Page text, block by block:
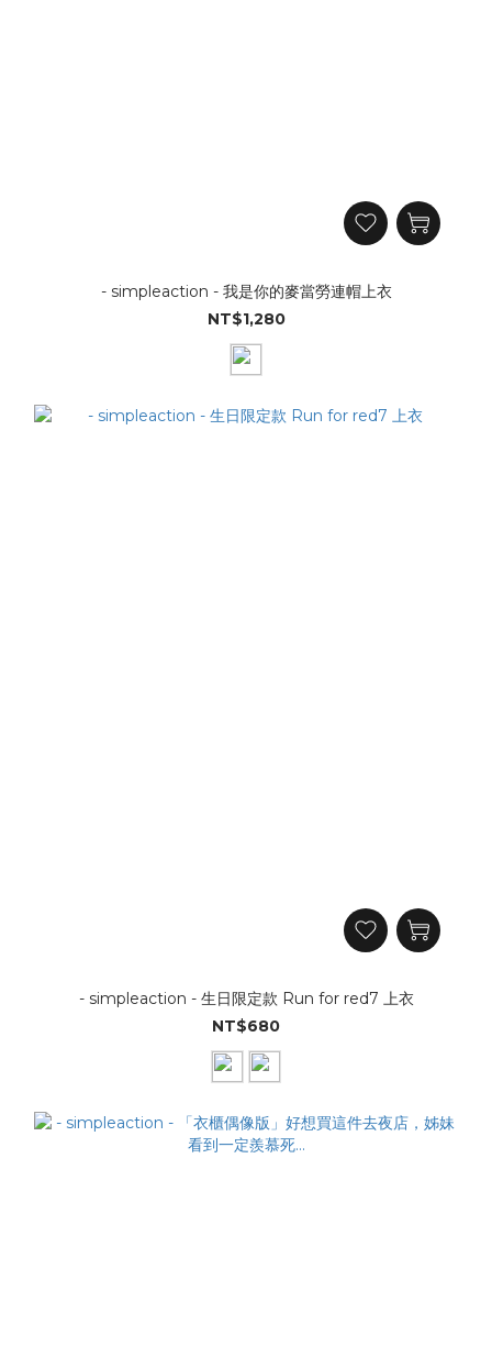
- simpleaction - 我是你的麥當勞連帽上衣
NT$1,280
- simpleaction - 生日限定款 Run for red7 上衣
NT$680